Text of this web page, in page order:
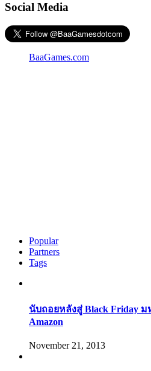
Social Media
BaaGames.com
Popular
Partners
Tags
นับถอยหลังสู่ Black Friday
Amazon
November 21, 2013